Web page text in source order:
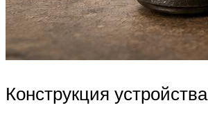
Конструкция устройства